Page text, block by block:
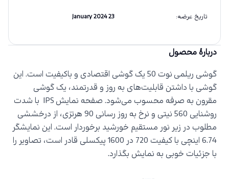
تاریخ عرضه:
23 January 2024
دربارهٔ محصول
گوشی ریلمی نوت 50 یک گوشی اقتصادی و باکیفیت است. این
گوشی با داشتن قابلیت‌های به روز و قدرتمند، یک گوشی
مقرون به صرفه محسوب می‌شود. صفحه نمایش IPS با شدت
روشنایی 560 نیتی و نرخ به روز رسانی 90 هرتزی، از درخششی
مطلوب در زیر نور مستقیم خورشید برخوردار است. این نمایشگر
6.74 اینچی با کیفیت 720 در 1600 پیکسلی قادر است، تصاویر را
با جزئیات خوبی به نمایش بگذارد.